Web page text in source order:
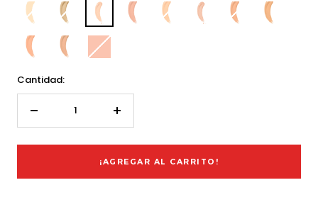
may-
k1840600-
may-
k2522600-
may-
k1840900-
s
may-
k1841000-
may-
k1880000-
may-
k1841100-
may-
k1841200-
may-
k1880100-
may-
k1841400-
may-
k1841500-
may-
k1840700-
Cantidad:
Aumentar
¡AGREGAR AL CARRITO!